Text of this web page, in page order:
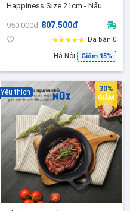
Happiness Size 21cm - Nấu
Nhiệt Lâu, Phù hợp mọi loại bếp
950.000đ 807.500đ
Đã bán 0
Hà Nội Giảm 15%
Yêu thích 30%
GIẢM